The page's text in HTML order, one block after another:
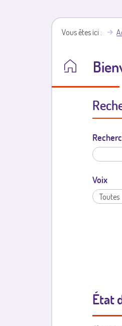
Vous êtes ici
Voix
État